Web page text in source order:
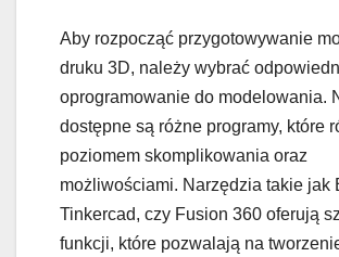
Aby rozpocząć przygotowywanie
druku 3D, należy wybrać
oprogramowanie do modelowania.
dostępne są różne programy, które
poziomem skomplikowania oraz
możliwościami. Narzędzia takie jak
Tinkercad, czy Fusion 360 oferują
funkcji, które pozwalają na